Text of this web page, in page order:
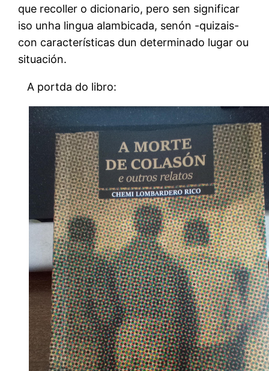
que recoller o dicionario, pero sen significar
iso unha lingua alambicada, senón -quizais-
con características dun determinado lugar ou
situación.
A portda do libro: